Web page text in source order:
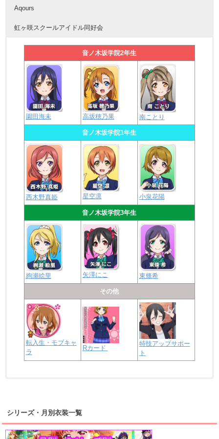
Aqours
虹ヶ咲スクールアイドル同好会
音ノ木坂学院2年生
園田海未 高坂穂乃果 南ことり
音ノ木坂学院1年生
西木野真姫 星空凛 小泉花陽
音ノ木坂学院3年生
絢瀬絵里 矢澤にこ 東條希
その他
転入生・モブキャ
ラ
Rカード
特技アップサポー
ト
シリーズ・月別衣装一覧